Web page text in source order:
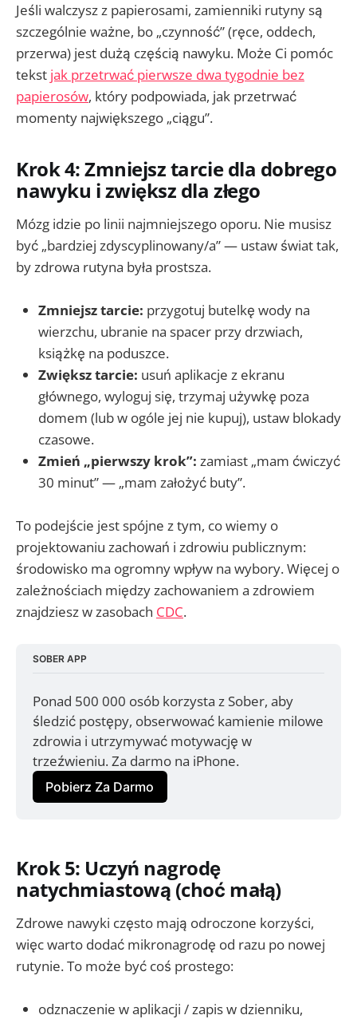
Jeśli walczysz z papierosami, zamienniki rutyny są
szczególnie ważne, bo „czynność” (ręce, oddech,
przerwa) jest dużą częścią nawyku. Może Ci pomóc
tekst jak przetrwać pierwsze dwa tygodnie bez
papierosów, który podpowiada, jak przetrwać
momenty największego „ciągu”.
Krok 4: Zmniejsz tarcie dla dobrego
nawyku i zwiększ dla złego
Mózg idzie po linii najmniejszego oporu. Nie musisz
być „bardziej zdyscyplinowany/a” — ustaw świat tak,
by zdrowa rutyna była prostsza.
Zmniejsz tarcie: przygotuj butelkę wody na
wierzchu, ubranie na spacer przy drzwiach,
książkę na poduszce.
Zwiększ tarcie: usuń aplikacje z ekranu
głównego, wyloguj się, trzymaj używkę poza
domem (lub w ogóle jej nie kupuj), ustaw blokady
czasowe.
Zmień „pierwszy krok”: zamiast „mam ćwiczyć
30 minut” — „mam założyć buty”.
To podejście jest spójne z tym, co wiemy o
projektowaniu zachowań i zdrowiu publicznym:
środowisko ma ogromny wpływ na wybory. Więcej o
zależnościach między zachowaniem a zdrowiem
znajdziesz w zasobach CDC.
SOBER APP
Ponad 500 000 osób korzysta z Sober, aby
śledzić postępy, obserwować kamienie milowe
zdrowia i utrzymywać motywację w
trzeźwieniu. Za darmo na iPhone.
Pobierz Za Darmo
Krok 5: Uczyń nagrodę
natychmiastową (choć małą)
Zdrowe nawyki często mają odroczone korzyści,
więc warto dodać mikronagrodę od razu po nowej
rutynie. To może być coś prostego:
odznaczenie w aplikacji / zapis w dzienniku,